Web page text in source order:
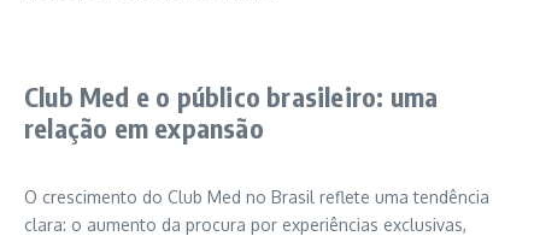
Club Med e o público brasileiro: uma
relação em expansão
O crescimento do Club Med no Brasil reflete uma tendência
clara: o aumento da procura por experiências exclusivas,